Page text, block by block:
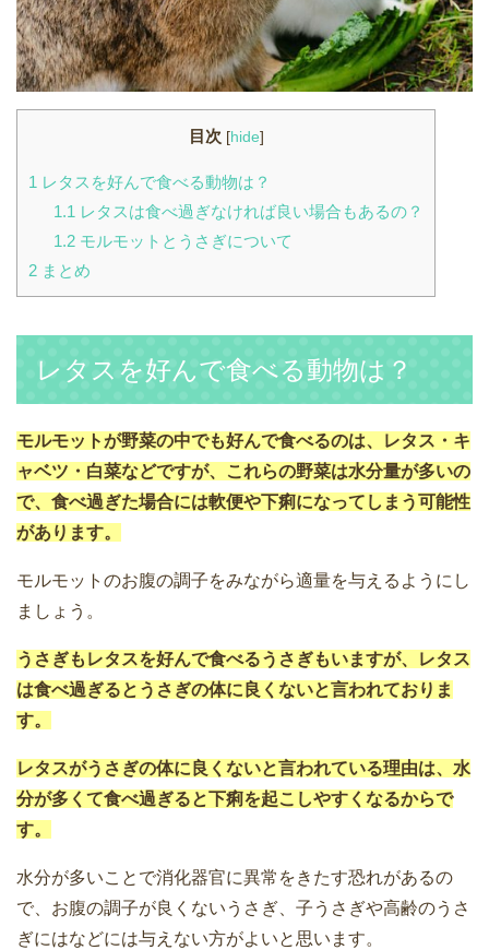
目次 [hide]
1 レタスを好んで食べる動物は？
1.1レタスは食べ過ぎなければ良い場合もあるの？
1.2モルモットとうさぎについて
2 まとめ
レタスを好んで食べる動物は？
モルモットが野菜の中でも好んで食べるのは、レタス・キ
ャベツ・白菜などですが、これらの野菜は水分量が多いの
で、食べ過ぎた場合には軟便や下痢になってしまう可能性
があります。
モルモットのお腹の調子をみながら適量を与えるようにし
ましょう。
うさぎもレタスを好んで食べるうさぎもいますが、レタス
は食べ過ぎるとうさぎの体に良くないと言われておりま
す。
レタスがうさぎの体に良くないと言われている理由は、水
分が多くて食べ過ぎると下痢を起こしやすくなるからで
す。
水分が多いことで消化器官に異常をきたす恐れがあるの
で、お腹の調子が良くないうさぎ、子うさぎや高齢のうさ
ぎにはなどには与えない方がよいと思います。